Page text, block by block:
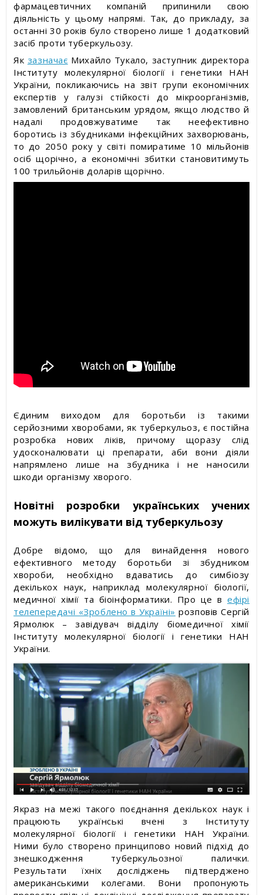
фармацевтичних компаній припинили свою
діяльність у цьому напрямі. Так, до прикладу, за
останні 30 років було створено лише 1 додатковий
засіб проти туберкульозу.
Як зазначає Михайло Тукало, заступник директора
Інституту молекулярної біології і генетики НАН
України, покликаючись на звіт групи економічних
експертів у галузі стійкості до мікроорганізмів,
замовлений британським урядом, якщо людство й
надалі продовжуватиме так неефективно
боротись із збудниками інфекційних захворювань,
то до 2050 року у світі помиратиме 10 мільйонів
осіб щорічно, а економічні збитки становитимуть
100 трильйонів доларів щорічно.
Єдиним виходом для боротьби із такими
серйозними хворобами, як туберкульоз, є постійна
розробка нових ліків, причому щоразу слід
удосконалювати ці препарати, аби вони діяли
напрямлено лише на збудника і не наносили
шкоди організму хворого.
Новітні розробки українських учених
можуть вилікувати від туберкульозу
Добре відомо, що для винайдення нового
ефективного методу боротьби зі збудником
хвороби, необхідно вдаватись до симбіозу
декількох наук, наприклад молекулярної біології,
медичної хімії та біоінформатики. Про це в ефірі
телепередачі «Зроблено в Україні» розповів Сергій
Ярмолюк – завідувач відділу біомедичної хімії
Інституту молекулярної біології і генетики НАН
України.
Якраз на межі такого поєднання декількох наук і
працюють українські вчені з Інституту
молекулярної біології і генетики НАН України.
Ними було створено принципово новий підхід до
знешкодження туберкульозної палички.
Результати їхніх досліджень підтверджено
американськими колегами. Вони пропонують